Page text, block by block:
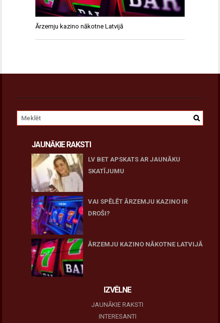
Ārzemju kazino nākotne Latvijā
JAUNĀKIE RAKSTI
LV BET APSKATS AR JAUNĀKU
SKATĪJUMU
VAI SPĒLĒT ĀRZEMJU KAZINO IR
DROŠI?
ĀRZEMJU KAZINO NĀKOTNE LATVIJĀ
IZVĒLNE
JAUNĀKIE RAKSTI
INTERESANTI